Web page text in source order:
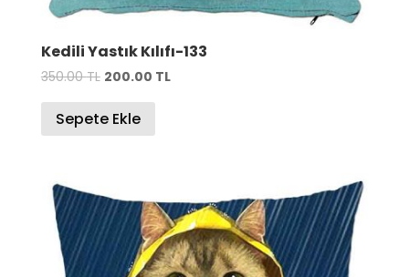
Kedili Yastık Kılıfı-133
350.00TL Orijinal
350.00 TL.
200.00 TLŞu
Sepete Ekle